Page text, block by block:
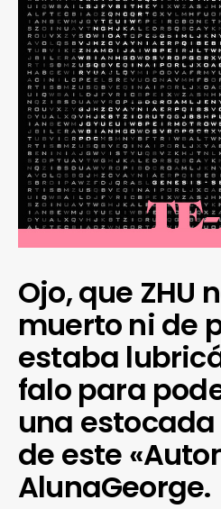
Ojo, que ZHU
muerto ni de
estaba
falo para
una
de este
AlunaGeorge.